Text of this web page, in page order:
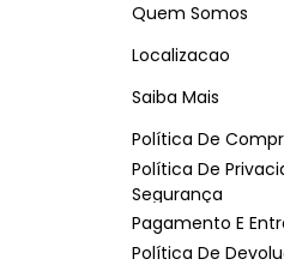
Quem Somos
Localizacao
Saiba Mais
Política De
Política De
Segurança
Pagamento E
Política De